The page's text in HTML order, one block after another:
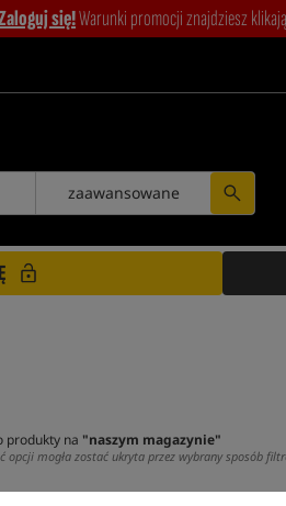
się!Warunki promocji znajdziesz
zaawansowane
produkty na "naszym magazynie"
opcji mogła zostać ukryta przez wybrany sposób